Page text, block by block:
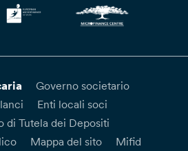
Governo societario
Enti locali soci
di Tutela dei Depositi
Mappa del sito
Mifid